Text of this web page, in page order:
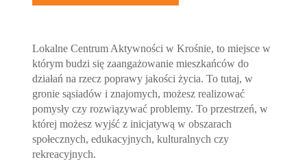
Lokalne Centrum Aktywności w Krośnie, to miejsce w
którym budzi się zaangażowanie mieszkańców do
działań na rzecz poprawy jakości życia. To tutaj, w
gronie sąsiadów i znajomych, możesz realizować
pomysły czy rozwiązywać problemy. To przestrzeń, w
której możesz wyjść z inicjatywą w obszarach
społecznych, edukacyjnych, kulturalnych czy
rekreacyjnych.